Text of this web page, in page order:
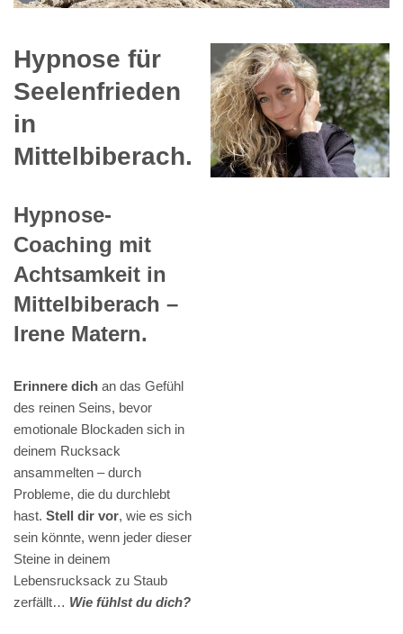
Hypnose für
Seelenfrieden
in
Mittelbiberach.
Hypnose-
Coaching mit
Achtsamkeit in
Mittelbiberach –
Irene Matern.
Erinnere dich an das Gefühl
des reinen Seins, bevor
emotionale Blockaden sich in
deinem Rucksack
ansammelten – durch
Probleme, die du durchlebt
hast. Stell dir vor, wie es sich
sein könnte, wenn jeder dieser
Steine in deinem
Lebensrucksack zu Staub
zerfällt… Wie fühlst du dich?